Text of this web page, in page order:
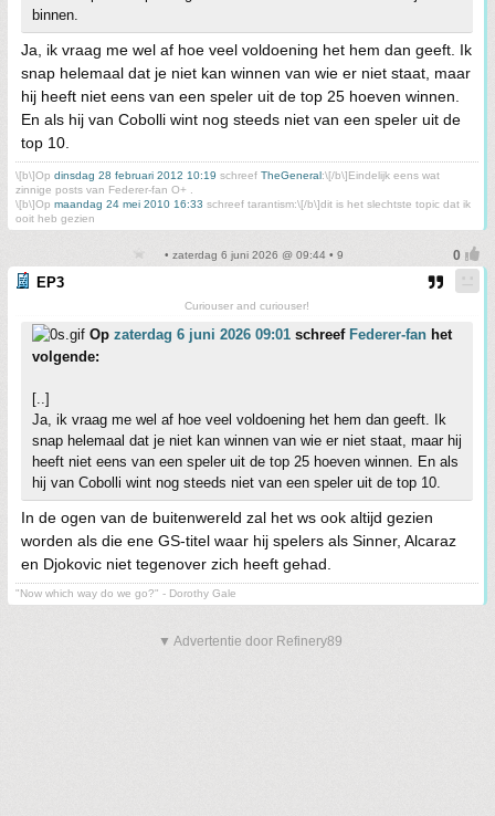
binnen.
Ja, ik vraag me wel af hoe veel voldoening het hem dan geeft. Ik
snap helemaal dat je niet kan winnen van wie er niet staat, maar
hij heeft niet eens van een speler uit de top 25 hoeven winnen.
En als hij van Cobolli wint nog steeds niet van een speler uit de
top 10.
\[b\]Op dinsdag 28 februari 2012 10:19 schreef TheGeneral:\[/b\]Eindelijk eens wat
zinnige posts van Federer-fan O+ .
\[b\]Op maandag 24 mei 2010 16:33 schreef tarantism:\[/b\]dit is het slechtste topic dat ik
ooit heb gezien
• zaterdag 6 juni 2026 @ 09:44 • 9
EP3
Curiouser and curiouser!
Op zaterdag 6 juni 2026 09:01 schreef Federer-fan het
volgende:
[..]
Ja, ik vraag me wel af hoe veel voldoening het hem dan geeft. Ik
snap helemaal dat je niet kan winnen van wie er niet staat, maar hij
heeft niet eens van een speler uit de top 25 hoeven winnen. En als
hij van Cobolli wint nog steeds niet van een speler uit de top 10.
In de ogen van de buitenwereld zal het ws ook altijd gezien
worden als die ene GS-titel waar hij spelers als Sinner, Alcaraz
en Djokovic niet tegenover zich heeft gehad.
"Now which way do we go?" - Dorothy Gale
▼ Advertentie door Refinery89